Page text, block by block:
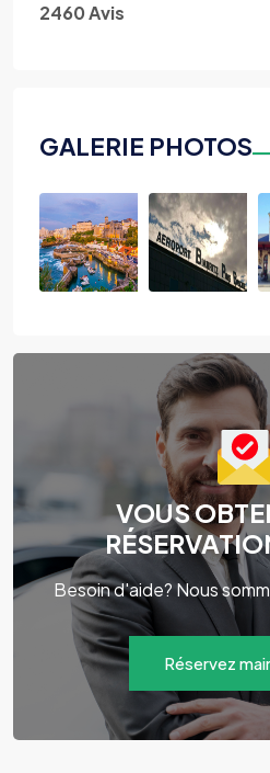
2460 Avis
GALERIE PHOTOS
VOUS
Besoin d'aide? Nous
Réservez